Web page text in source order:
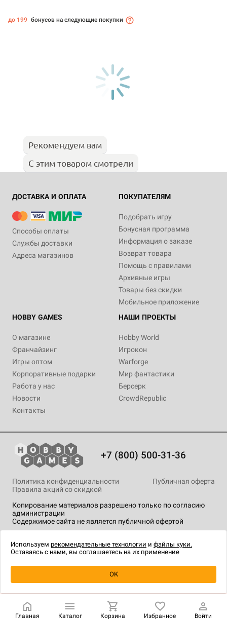
Уведомить о наличии
до 199 бонусов на следующие покупки
Рекомендуем вам
С этим товаром смотрели
ДОСТАВКА И ОПЛАТА
Способы оплаты
Службы доставки
Адреса магазинов
ПОКУПАТЕЛЯМ
Подобрать игру
Бонусная программа
Информация о заказе
Возврат товара
Помощь с правилами
Архивные игры
Товары без скидки
Мобильное приложение
HOBBY GAMES
О магазине
Франчайзинг
Игры оптом
Корпоративные подарки
Работа у нас
Новости
Контакты
НАШИ ПРОЕКТЫ
Hobby World
Игрокон
Warforge
Мир фантастики
Берсерк
CrowdRepublic
+7 (800) 500-31-36
Копирование материалов разрешено только по согласию
администрации
Содержимое сайта не является публичной офертой
Политика конфиденциальности
Публичная оферта
Правила акций со скидкой
технологии.
Главная Каталог Корзина Избранное Войти
Используем рекомендательные технологии и файлы куки.
Оставаясь с нами, вы соглашаетесь на их применение
OK